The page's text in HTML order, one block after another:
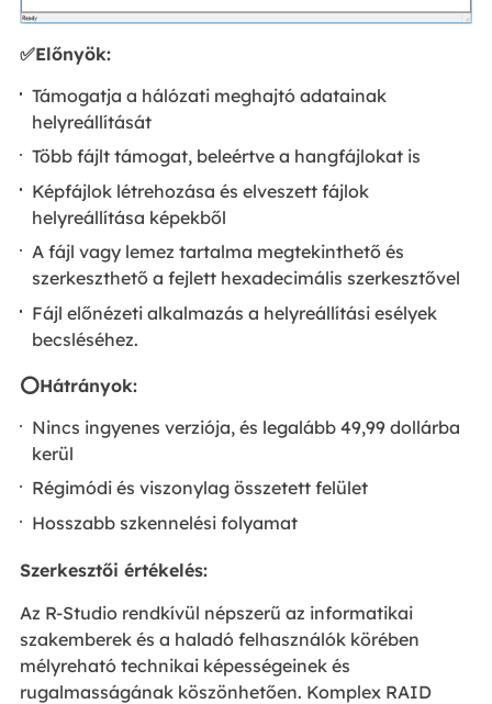
✅Előnyök:
Támogatja a hálózati meghajtó adatainak
helyreállítását
Több fájlt támogat, beleértve a hangfájlokat is
Képfájlok létrehozása és elveszett fájlok
helyreállítása képekből
A fájl vagy lemez tartalma megtekinthető és
szerkeszthető a fejlett hexadecimális szerkesztővel
Fájl előnézeti alkalmazás a helyreállítási esélyek
becsléséhez.
⭕Hátrányok:
Nincs ingyenes verziója, és legalább 49,99 dollárba
kerül
Régimódi és viszonylag összetett felület
Hosszabb szkennelési folyamat
Szerkesztői értékelés:
Az R-Studio rendkívül népszerű az informatikai
szakemberek és a haladó felhasználók körében
mélyreható technikai képességeinek és
rugalmasságának köszönhetően. Komplex RAID